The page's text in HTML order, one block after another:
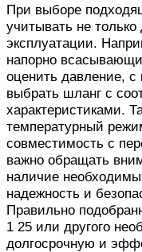
При выборе
учитывать не
эксплуатации.
напорно
оценить давление, с
выбрать шланг с
характеристиками.
температурный
совместимость с
важно обращать
наличие
надежность и
Правильно
1 25 или другого
долгосрочную и